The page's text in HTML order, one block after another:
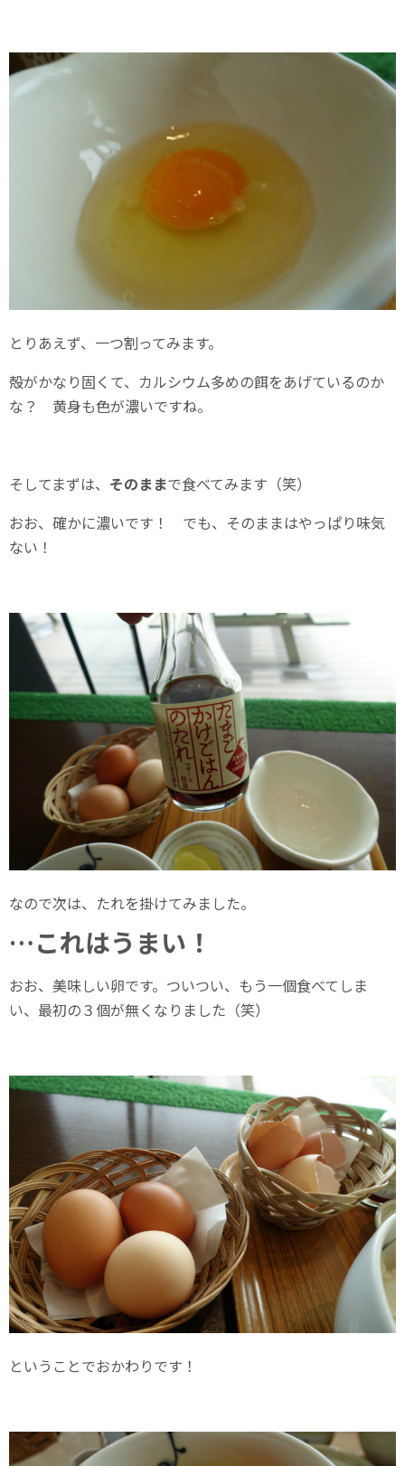
とりあえず、一つ割ってみます。
殻がかなり固くて、カルシウム多めの餌をあげているのか
な？ 黄身も色が濃いですね。
そしてまずは、 そのままで食べてみます（笑）
おお、確かに濃いです！ でも、そのままはやっぱり味気
ない！
なので次は、たれを掛けてみました。
…これはうまい！
おお、美味しい卵です。ついつい、もう一個食べてしま
い、最初の３個が無くなりました（笑）
ということでおかわりです！